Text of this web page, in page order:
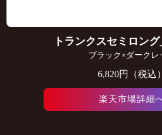
トランクスセミロング
ブラック×ダークレ
6,820円（税込）
楽天市場詳細